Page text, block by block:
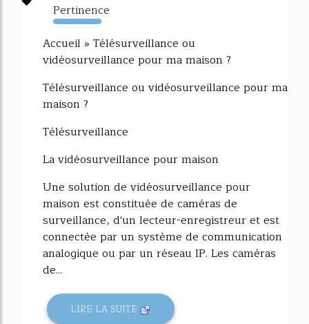
Pertinence
1940%
Accueil » Télésurveillance ou
vidéosurveillance pour ma maison ?
Télésurveillance ou vidéosurveillance pour ma
maison ?
Télésurveillance
La vidéosurveillance pour maison
Une solution de vidéosurveillance pour
maison est constituée de caméras de
surveillance, d'un lecteur-enregistreur et est
connectée par un système de communication
analogique ou par un réseau IP. Les caméras
de...
LIRE LA SUITE